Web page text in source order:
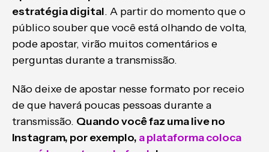
estratégia digital. A partir do momento que o
público souber que você está olhando de volta,
pode apostar, virão muitos comentários e
perguntas durante a transmissão.
Não deixe de apostar nesse formato por receio
de que haverá poucas pessoas durante a
transmissão. Quando você faz uma live no
Instagram, por exemplo, a plataforma coloca